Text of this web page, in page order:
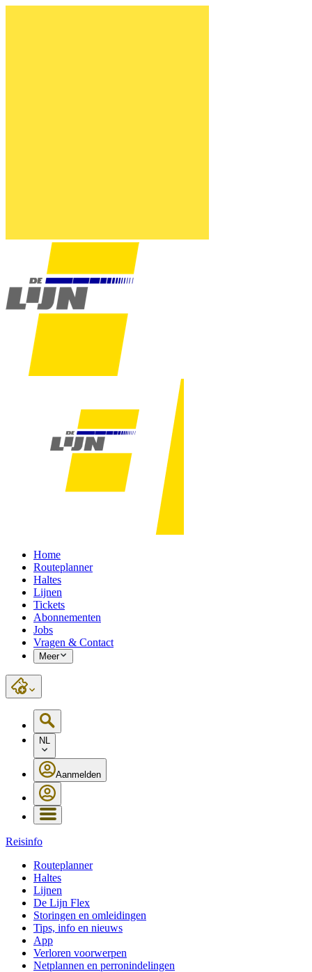
Home
Routeplanner
Haltes
Lijnen
Tickets
Abonnementen
Jobs
Vragen & Contact
Meer
NL
Aanmelden
Reisinfo
Routeplanner
Haltes
Lijnen
De Lijn Flex
Storingen en omleidingen
Tips, info en nieuws
App
Verloren voorwerpen
Netplannen en perronindelingen